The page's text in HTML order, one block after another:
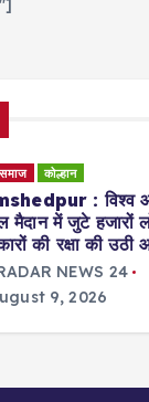
कोल्हान
: बागबेड़ा-
बहाल कराने की
ने जुस्को जीएम को
NEWS 24